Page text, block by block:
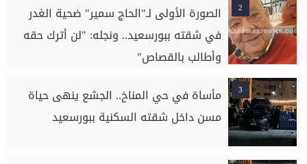
2
الصورة الأولى لـ"الحاج سمير" ضحية الغدر
في شقته ببورسعيد.. ونجله: "لن أترك حقه
وأطالب بالقصاص"
3
مأساة في حي المناخ.. الجشع ينهى حياة
مسن داخل شقته السكنية ببورسعيد